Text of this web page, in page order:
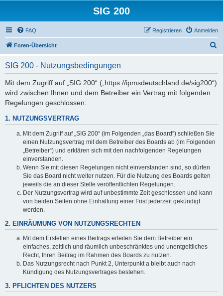
SIG 200
FAQ Anmelden
Registrieren
Foren-Übersicht
SIG 200 - Nutzungsbedingungen
Mit dem Zugriff auf „SIG 200“ („https://ipmsdeutschland.de/sig200“)
wird zwischen Ihnen und dem Betreiber ein Vertrag mit folgenden
Regelungen geschlossen:
1. NUTZUNGSVERTRAG
Mit dem Zugriff auf „SIG 200“ (im Folgenden „das Board“) schließen Sie
einen Nutzungsvertrag mit dem Betreiber des Boards ab (im Folgenden
„Betreiber“) und erklären sich mit den nachfolgenden Regelungen
einverstanden.
Wenn Sie mit diesen Regelungen nicht einverstanden sind, so dürfen
Sie das Board nicht weiter nutzen. Für die Nutzung des Boards gelten
jeweils die an dieser Stelle veröffentlichten Regelungen.
Der Nutzungsvertrag wird auf unbestimmte Zeit geschlossen und kann
von beiden Seiten ohne Einhaltung einer Frist jederzeit gekündigt
werden.
2. EINRÄUMUNG VON NUTZUNGSRECHTEN
Mit dem Erstellen eines Beitrags erteilen Sie dem Betreiber ein
einfaches, zeitlich und räumlich unbeschränktes und unentgeltliches
Recht, Ihren Beitrag im Rahmen des Boards zu nutzen.
Das Nutzungsrecht nach Punkt 2, Unterpunkt a bleibt auch nach
Kündigung des Nutzungsvertrages bestehen.
3. PFLICHTEN DES NUTZERS